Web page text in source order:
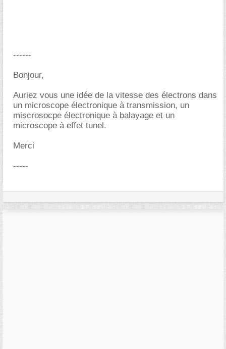
------
Bonjour,
Auriez vous une idée de la vitesse des électrons dans
un microscope électronique à transmission, un
miscrosocpe électronique à balayage et un
microscope à effet tunel.
Merci
-----